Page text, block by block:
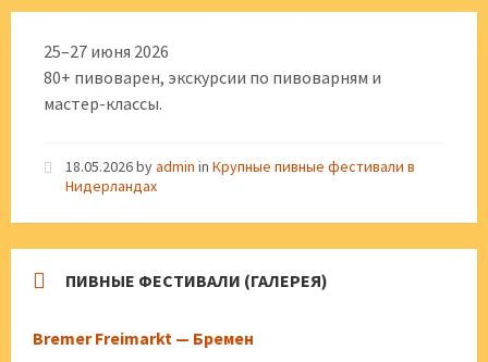
25–27 июня 2026
80+ пивоварен, экскурсии по пивоварням и
мастер-классы.
18.05.2026byadmin in Крупные пивные фестивали в
Нидерландах
ПИВНЫЕ ФЕСТИВАЛИ (ГАЛЕРЕЯ)
Bremer Freimarkt — Бремен